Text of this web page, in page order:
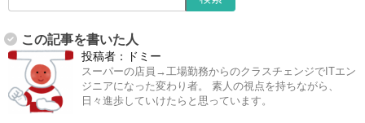
この記事を書いた人
投稿者： ドミー
スーパーの店員→工場勤務からのクラスチェンジでITエン
ジニアになった変わり者。 素人の視点を持ちながら、
日々進歩していけたらと思っています。